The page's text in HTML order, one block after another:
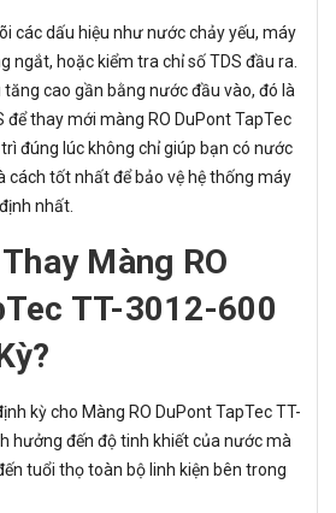
các dấu hiệu như nước chảy yếu, máy
ngắt, hoặc kiểm tra chỉ số TDS đầu ra.
tăng cao gần bằng nước đầu vào, đó là
để thay mới màng RO DuPont TapTec
đúng lúc không chỉ giúp bạn có nước
cách tốt nhất để bảo vệ hệ thống máy
nhất.
Màng RO
TT-3012-600
kỳ cho Màng RO DuPont TapTec TT-
hưởng đến độ tinh khiết của nước mà
tuổi thọ toàn bộ linh kiện bên trong